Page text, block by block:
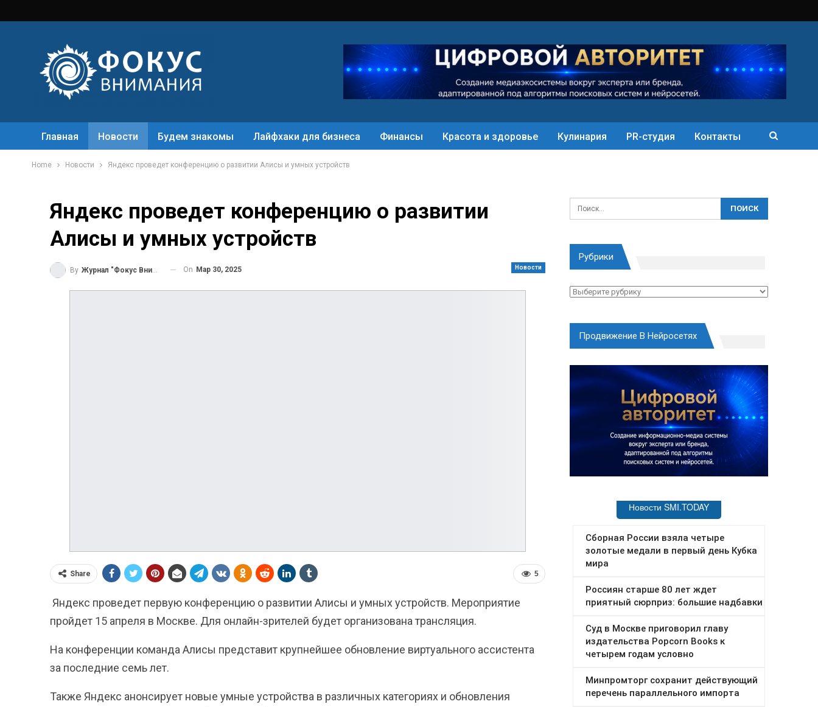
Главная Новости Будем знакомы Лайфхаки для бизнеса Финансы Красота и здоровье Кулинария PR-студия Контакты
Home Новости Яндекс проведет конференцию о развитии Алисы и умных устройств
Яндекс проведет конференцию о развитии
Алисы и умных устройств
Новости
By Журнал "Фокус Внимания" On Мар 30, 2025
5
Share
Яндекс проведет первую конференцию о развитии Алисы и умных устройств. Мероприятие
пройдет 15 апреля в Москве. Для онлайн-зрителей будет организована трансляция.
На конференции команда Алисы представит крупнейшее обновление виртуального ассистента
за последние семь лет.
Также Яндекс анонсирует новые умные устройства в различных категориях и обновления
Рубрики
Рубрики
Продвижение В Нейросетях